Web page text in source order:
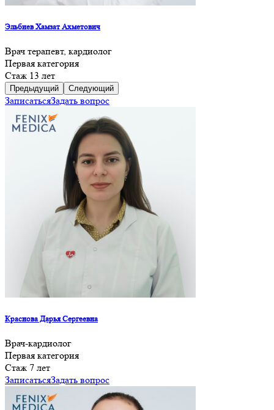
Эльбиев Хамзат Ахметович
Врач терапевт, кардиолог
Первая категория
Стаж 13 лет
Предыдущий Следующий
ЗаписатьсяЗадать вопрос
Краснова Дарья Сергеевна
Врач-кардиолог
Первая категория
Стаж 7 лет
ЗаписатьсяЗадать вопрос